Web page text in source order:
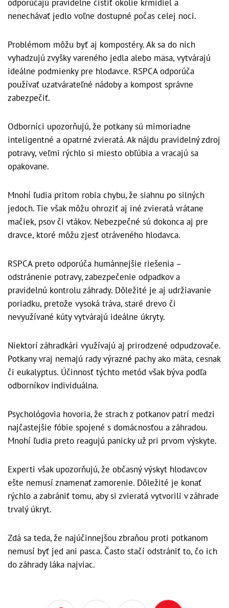
odporúčajú pravidelne čistiť okolie kŕmidiel a
nenechávať jedlo voľne dostupné počas celej noci.
Problémom môžu byť aj kompostéry. Ak sa do nich
vyhadzujú zvyšky vareného jedla alebo mäsa, vytvárajú
ideálne podmienky pre hlodavce. RSPCA odporúča
používať uzatvárateľné nádoby a kompost správne
zabezpečiť.
Odborníci upozorňujú, že potkany sú mimoriadne
inteligentné a opatrné zvieratá. Ak nájdu pravidelný zdroj
potravy, veľmi rýchlo si miesto obľúbia a vracajú sa
opakovane.
Mnohí ľudia pritom robia chybu, že siahnu po silných
jedoch. Tie však môžu ohroziť aj iné zvieratá vrátane
mačiek, psov či vtákov. Nebezpečné sú dokonca aj pre
dravce, ktoré môžu zjesť otráveného hlodavca.
RSPCA preto odporúča humánnejšie riešenia –
odstránenie potravy, zabezpečenie odpadkov a
pravidelnú kontrolu záhrady. Dôležité je aj udržiavanie
poriadku, pretože vysoká tráva, staré drevo či
nevyužívané kúty vytvárajú ideálne úkryty.
Niektorí záhradkári využívajú aj prirodzené odpudzovače.
Potkany vraj nemajú rady výrazné pachy ako mäta, cesnak
či eukalyptus. Účinnosť týchto metód však býva podľa
odborníkov individuálna.
Psychológovia hovoria, že strach z potkanov patrí medzi
najčastejšie fóbie spojené s domácnosťou a záhradou.
Mnohí ľudia preto reagujú panicky už pri prvom výskyte.
Experti však upozorňujú, že občasný výskyt hlodavcov
ešte nemusí znamenať zamorenie. Dôležité je konať
rýchlo a zabrániť tomu, aby si zvieratá vytvorili v záhrade
trvalý úkryt.
Zdá sa teda, že najúčinnejšou zbraňou proti potkanom
nemusí byť jed ani pasca. Často stačí odstrániť to, čo ich
do záhrady láka najviac.